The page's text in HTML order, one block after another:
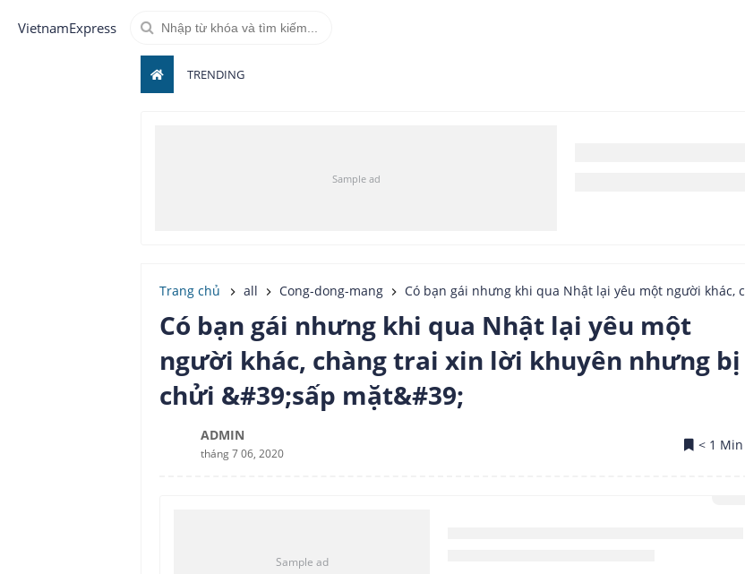
VietnamExpress
TRENDING
Trang chủ all Cong-dong-mang Có bạn gái nhưng khi qua Nhật lại yêu một người khác, chàng trai xin lời khuyên nhưng bị chửi &#39;sấp mặt&#39;
Có bạn gái nhưng khi qua Nhật lại yêu một
người khác, chàng trai xin lời khuyên nhưng bị
chửi &#39;sấp mặt&#39;
ADMIN
tháng 7 06, 2020
< 1 Min